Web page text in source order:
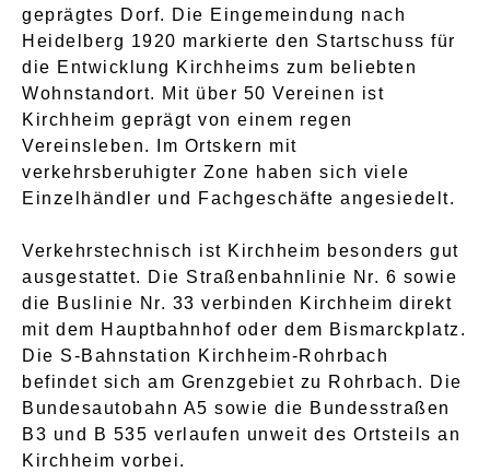
geprägtes Dorf. Die Eingemeindung nach
Heidelberg 1920 markierte den Startschuss für
die Entwicklung Kirchheims zum beliebten
Wohnstandort. Mit über 50 Vereinen ist
Kirchheim geprägt von einem regen
Vereinsleben. Im Ortskern mit
verkehrsberuhigter Zone haben sich viele
Einzelhändler und Fachgeschäfte angesiedelt.
Verkehrstechnisch ist Kirchheim besonders gut
ausgestattet. Die Straßenbahnlinie Nr. 6 sowie
die Buslinie Nr. 33 verbinden Kirchheim direkt
mit dem Hauptbahnhof oder dem Bismarckplatz.
Die S-Bahnstation Kirchheim-Rohrbach
befindet sich am Grenzgebiet zu Rohrbach. Die
Bundesautobahn A5 sowie die Bundesstraßen
B3 und B 535 verlaufen unweit des Ortsteils an
Kirchheim vorbei.